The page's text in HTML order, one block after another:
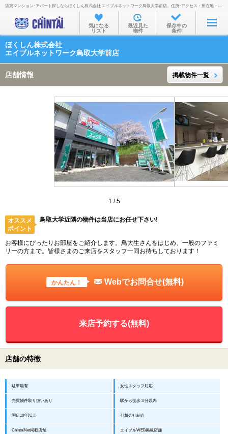
お部屋を探す
沿線・駅から
住所から
通勤通学時間から
不動産会社から
TOP
賃貸マンション･アパート探しならほくしん株式会社 エイブルネットワーク鳥取大学前店。住所･アクセス・所在地・地図・営業時間・定休日・電話番号などを掲載。
気になる
リスト
最近見た
物件
保存中の
条件
ほくしん株式会社
エイブルネットワーク鳥取大学前店
店舗情報 掲載物件一覧
1 /5
オススメ
ポイント
鳥取大学近隣の物件は当店にお任せ下さい!
お客様にぴったりお部屋をご紹介します。鳥大生さんをはじめ、一般のファミ
リーの方まで。皆様さまのご来店をスタッフ一同お待ちしております！
かんたん！ Webでお問合せ(無料)
来店予約する(無料)
店舗の特徴
駐車場有 女性スタッフ対応
売買物件取り扱いあり 駅から徒歩３分以内
開店10年以上 引越会社紹介
ChintaiNet掲載店舗 エイブルWEB掲載店舗